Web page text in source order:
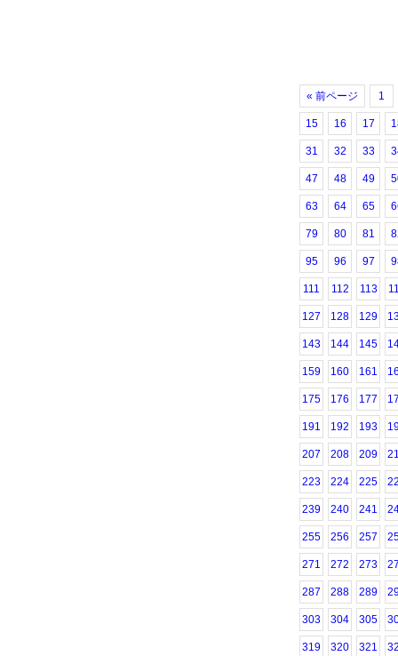
« 前ページ 1
15 16 17
31 32 33
47 48 49
63 64 65
79 80 81
95 96 97
111 112 113
127 128 129
143 144 145
159 160 161
175 176 177
191 192 193
207 208 209
223 224 225
239 240 241
255 256 257
271 272 273
287 288 289
303 304 305
319 320 321